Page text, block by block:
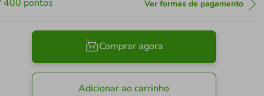
400 pontos Ver formas de pagamento
Comprar agora
Adicionar ao carrinho